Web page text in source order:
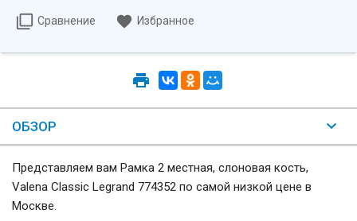
Сравнение Избранное
ОБЗОР
Представляем вам Рамка 2 местная, слоновая кость,
Valena Classic Legrand 774352 по самой низкой цене в
Москве.